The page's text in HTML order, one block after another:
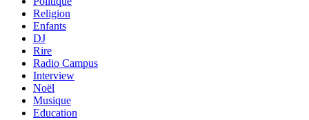
Religion
Enfants
DJ
Rire
Radio Campus
Interview
Noël
Musique
Education